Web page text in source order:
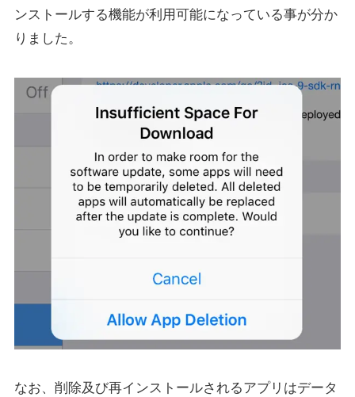
ンストールする機能が利用可能になっている事が分か
りました。
なお、削除及び再インストールされるアプリはデータ